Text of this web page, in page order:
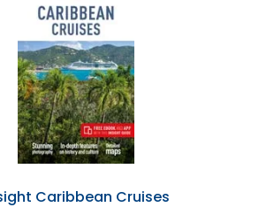
Caribbean Cruises